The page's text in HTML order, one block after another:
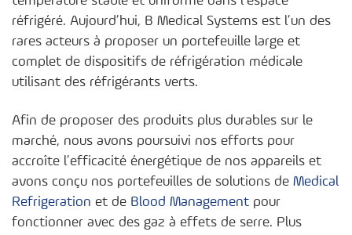
réfrigéré. Aujourd’hui, B Medical Systems est l’un des
rares acteurs à proposer un portefeuille large et
complet de dispositifs de réfrigération médicale
utilisant des réfrigérants verts.
Afin de proposer des produits plus durables sur le
marché, nous avons poursuivi nos efforts pour
accroîte l’efficacité énergétique de nos appareils et
avons conçu nos portefeuilles de solutions de Medical
Refrigeration et de Blood Management pour
fonctionner avec des gaz à effets de serre. Plus